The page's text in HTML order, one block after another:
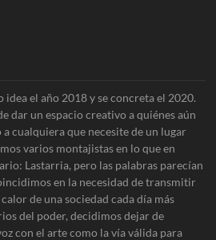
idea el año 2018 y se concreta el 2020.
dar un espacio creativo a quiénes aún
cualquiera que necesite de un lugar
varios montajistas en lo que en
Lastarria, pero las palabras parecían
en la necesidad de transmitir
de una sociedad cada día más
del poder, decidimos dejar de
con el arte como la vía válida para